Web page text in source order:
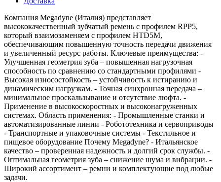
Компания Megadyne (Италия) представляет
высококачественный зубчатый ремень с профилем RPP5,
который взаимозаменяем с профилем HTD5M,
обеспечивающим повышенную точность передачи движения
и увеличенный ресурс работы. Ключевые преимущества: -
Улучшенная геометрия зуба – повышенная нагрузочная
способность по сравнению со стандартными профилями -
Высокая износостойкость – устойчивость к истиранию и
динамическим нагрузкам. - Точная синхронная передача –
минимальное проскальзывание и отсутствие люфта. -
Применение в высокоскоростных и высоконагруженных
системах. Область применения: - Промышленные станки и
автоматизированные линии - Робототехника и сервоприводы
- Транспортные и упаковочные системы - Текстильное и
пищевое оборудование Почему Megadyne? - Итальянское
качество – проверенная надежность и долгий срок службы. -
Оптимальная геометрия зуба – снижение шума и вибрации. -
Широкий ассортимент – ремни и комплектующие под любые
задачи.